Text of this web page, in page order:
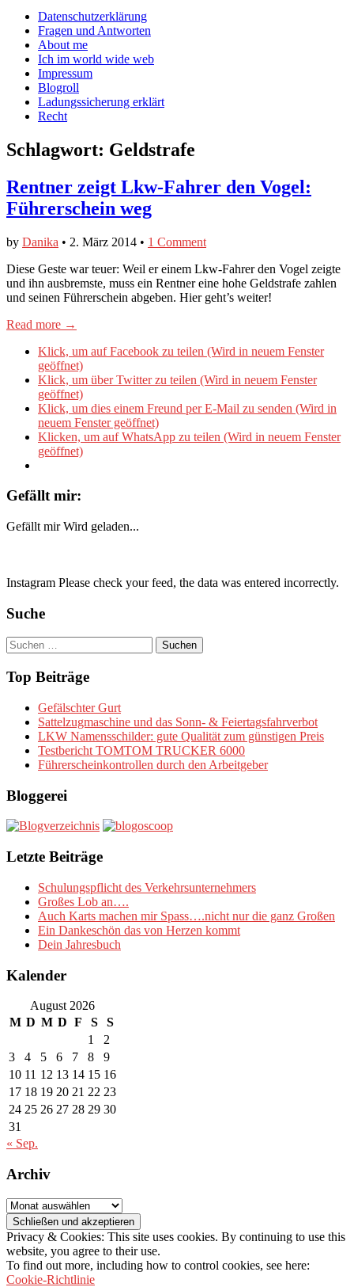
Facebook
anzeigen
Twitter
anzeigen
auf
Instagram
anzeigen
Main
menu
Skip
content
Datenschutzerklärung
Fragen und Antworten
About me
Ich im world wide web
Impressum
Blogroll
Ladungssicherung erklärt
Recht
Schlagwort: Geldstrafe
Rentner zeigt Lkw-Fahrer den Vogel:
Führerschein weg
by Danika • 2. März 2014 • 1 Comment
Diese Geste war teuer: Weil er einem Lkw-Fahrer den Vogel zeigte
und ihn ausbremste, muss ein Rentner eine hohe Geldstrafe zahlen
und seinen Führerschein abgeben. Hier geht’s weiter!
Read more →
Klick, um auf Facebook zu teilen (Wird in neuem Fenster
geöffnet)
Klick, um über Twitter zu teilen (Wird in neuem Fenster
geöffnet)
Klick, um dies einem Freund per E-Mail zu senden (Wird in
neuem Fenster geöffnet)
Klicken, um auf WhatsApp zu teilen (Wird in neuem Fenster
geöffnet)
Gefällt mir:
Gefällt mir Wird geladen...
Instagram Please check your feed, the data was entered incorrectly.
Suche
Suchen
nach:
Top Beiträge
Gefälschter Gurt
Sattelzugmaschine und das Sonn- & Feiertagsfahrverbot
LKW Namensschilder: gute Qualität zum günstigen Preis
Testbericht TOMTOM TRUCKER 6000
Führerscheinkontrollen durch den Arbeitgeber
Bloggerei
Letzte Beiträge
Schulungspflicht des Verkehrsunternehmers
Großes Lob an….
Auch Karts machen mir Spass….nicht nur die ganz Großen
Ein Dankeschön das von Herzen kommt
Dein Jahresbuch
Kalender
August 2026
M D M D F S
S
1
2
3
4 5 6 7 8
9
10 11 12 13 14 15 16
17 18 19 20 21 22 23
24 25 26 27 28 29 30
31
« Sep.
Archiv
Archiv
Privacy & Cookies: This site uses cookies. By continuing to use this
website, you agree to their use.
To find out more, including how to control cookies, see here:
Cookie-Richtlinie